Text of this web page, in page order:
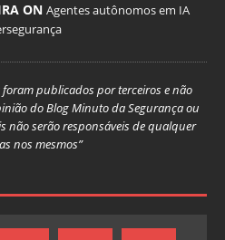
ON Agentes autônomos em IA
publicados por terceiros e não
do Blog Minuto da Segurança ou
não serão responsáveis de qualquer
nos mesmos”